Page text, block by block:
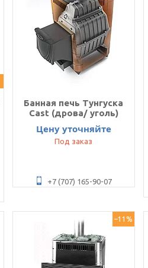
Банная печь Тунгуска
Cast (дрова/ уголь)
Цену уточняйте
Под заказ
+7 (707) 165-90-07
–11%